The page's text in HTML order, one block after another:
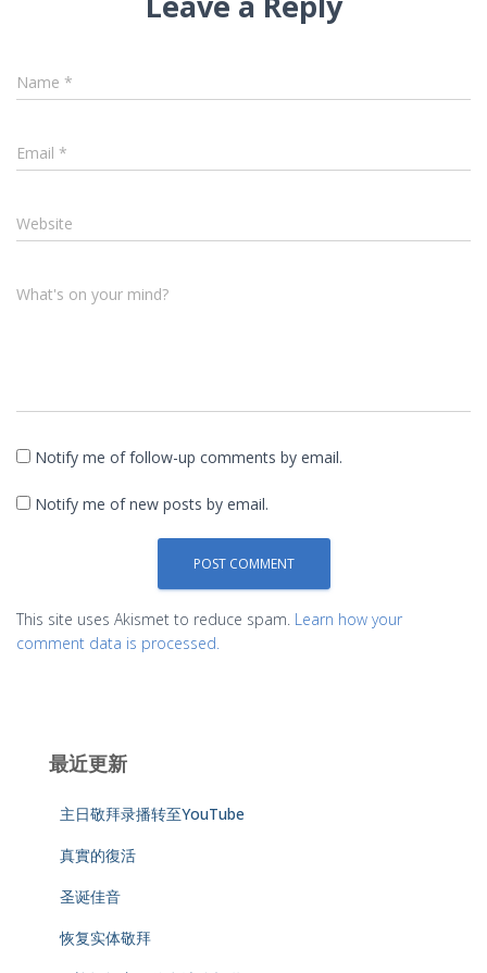
Name *
Email *
Website
What's on your mind?
Notify me of follow-up comments by email.
Notify me of new posts by email.
This site uses Akismet to reduce spam. Learn how your
comment data is processed.
最近更新
主日敬拜录播转至YouTube
真實的復活
圣诞佳音
恢复实体敬拜